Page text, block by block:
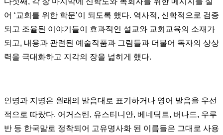
어 ‘교회를 위한 학문’이 되도록 했다. 역사적, 신학적으로 검증
되고 조율된 이야기들이 효과적인 설교와 교회교육의 소재가
되고, 내용과 관련된 예술작품과 그림들과 더불어 독자의 상상
력을 극대화하고 지각의 장을 넓히게 했다.
인명과 지명은 원래의 발음대로 표기하거나 영어 발음을 우선
적으로 따랐다. 어거스틴, 유스티니안, 베네딕트, 버나드, 우루
반 등 한국말로 정착되어 고유명사화 된 이름들은 그대로 사용